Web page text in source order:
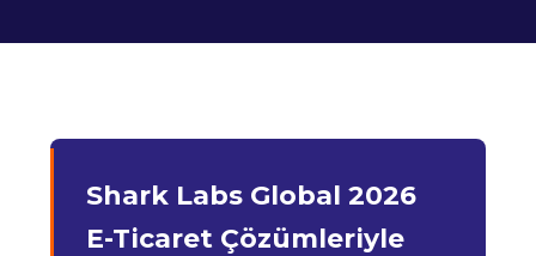
Shark Labs Global 2026
E-Ticaret Çözümleriyle